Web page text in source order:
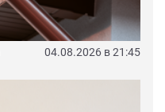
04.08.2026 в 21:45